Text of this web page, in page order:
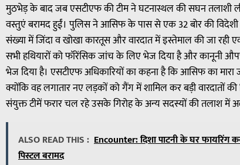
मुठभेड़ के बाद जब एसटीएफ की टीम ने घटनास्थल की सघन तलाशी ली,
वस्तुएं बरामद हुईं। पुलिस ने आसिफ के पास से एक 32 बोर की विदेशी
संख्या में जिंदा व खोखा कारतूस और वारदात में इस्तेमाल की जा रही
सभी हथियारों को फॉरेंसिक जांच के लिए भेज दिया है और कानूनी
भेज दिया है। एसटीएफ अधिकारियों का कहना है कि आसिफ का मारा
क्योंकि वह लगातार नए लड़कों को गैंग में शामिल कर बड़ी वारदातों
संयुक्त टीमें फरार चल रहे उसके गिरोह के अन्य सदस्यों की तलाश में
ALSO READ THIS : Encounter: दिशा पाटनी के घर फायरिंग
पिस्टल बरामद